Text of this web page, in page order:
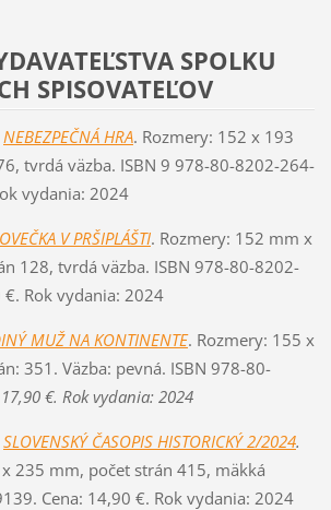
SPOLKU
SPISOVATEĽOV
NEBEZPEČNÁ HRA. Rozmery: 152 x 193
tvrdá väzba. ISBN 9 978-80-8202-264-
vydania: 2024
OVEČKA V PRŠIPLÁŠTI. Rozmery: 152 mm x
128, tvrdá väzba. ISBN 978-80-8202-
Rok vydania: 2024
MUŽ NA KONTINENTE. Rozmery: 155 x
351. Väzba: pevná. ISBN 978-80-
€. Rok vydania: 2024
SLOVENSKÝ ČASOPIS HISTORICKÝ 2/2024.
235 mm, počet strán 415, mäkká
Cena: 14,90 €. Rok vydania: 2024